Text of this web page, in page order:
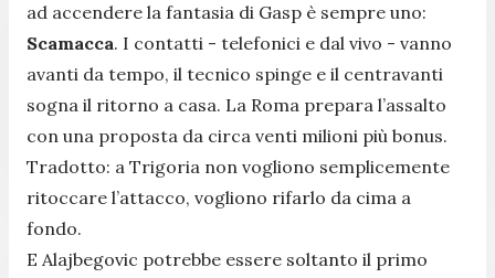
ad accendere la fantasia di Gasp è sempre uno:
Scamacca. I contatti - telefonici e dal vivo - vanno
avanti da tempo, il tecnico spinge e il centravanti
sogna il ritorno a casa. La Roma prepara l’assalto
con una proposta da circa venti milioni più bonus.
Tradotto: a Trigoria non vogliono semplicemente
ritoccare l’attacco, vogliono rifarlo da cima a
fondo.
E Alajbegovic potrebbe essere soltanto il primo